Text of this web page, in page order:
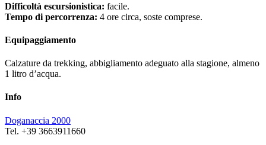
Difficoltà escursionistica: facile.
Tempo di percorrenza: 4 ore circa, soste comprese.
Equipaggiamento
Calzature da trekking, abbigliamento adeguato alla stagione, almeno
1 litro d’acqua.
Info
Doganaccia 2000
Tel. +39 3663911660